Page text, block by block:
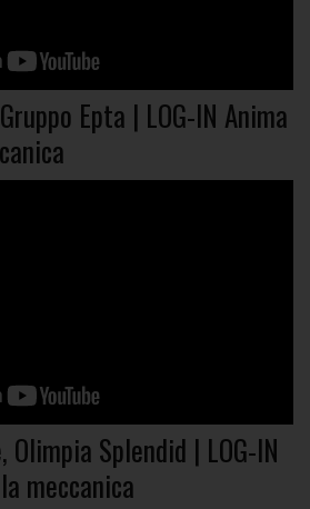
Epta | LOG-IN Anima
Olimpia Splendid | LOG-IN
meccanica